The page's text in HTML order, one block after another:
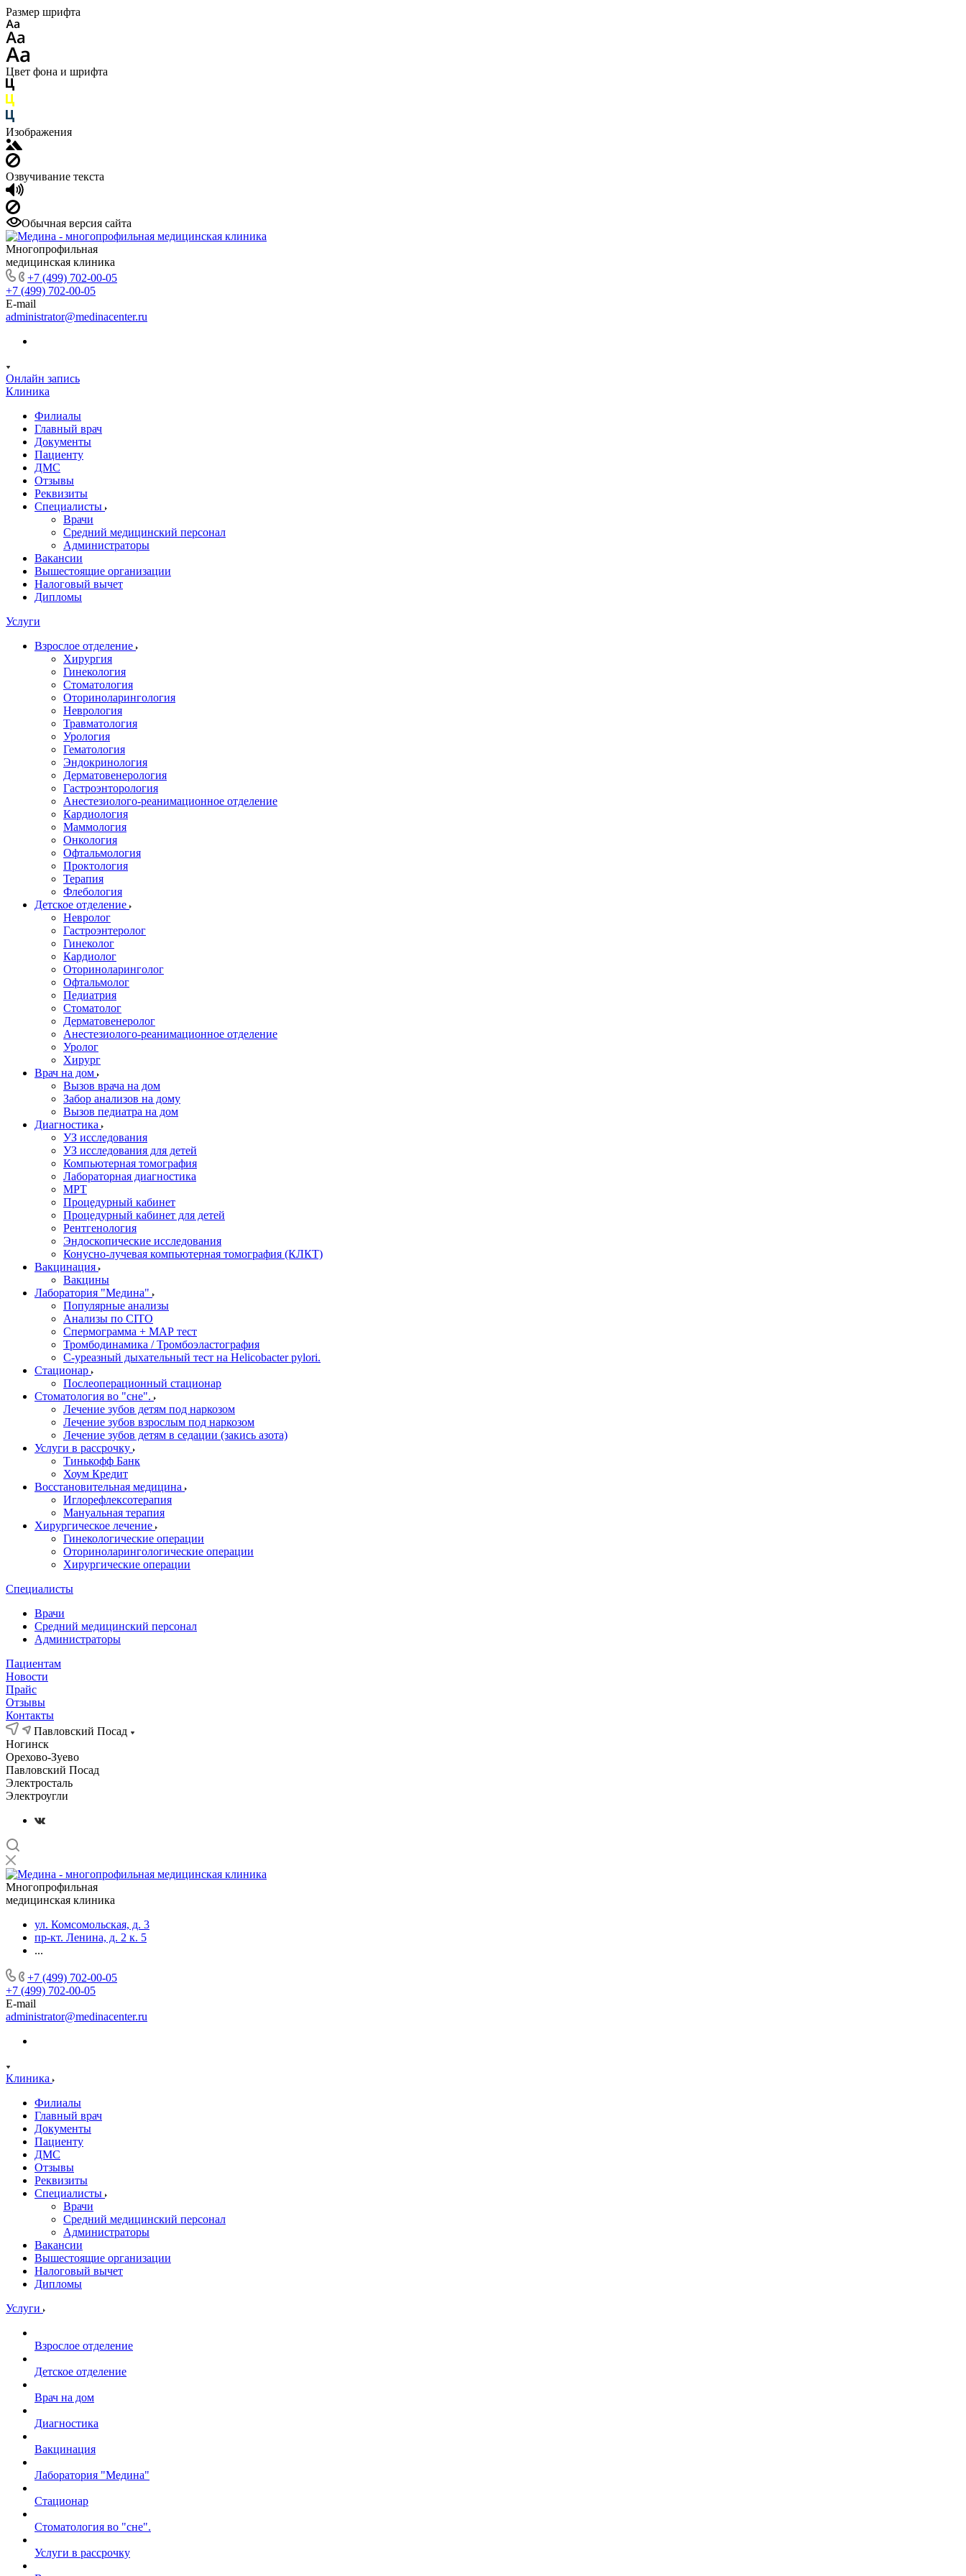
Размер шрифта
Цвет фона и шрифта
Изображения
Озвучивание текста
Обычная версия сайта
Многопрофильная
медицинская клиника
+7 (499) 702-00-05
+7 (499) 702-00-05
E-mail
administrator@medinacenter.ru
Онлайн запись
Клиника
Филиалы
Главный врач
Документы
Пациенту
ДМС
Отзывы
Реквизиты
Специалисты
Врачи
Средний медицинский персонал
Администраторы
Вакансии
Вышестоящие организации
Налоговый вычет
Дипломы
Услуги
Взрослое отделение
Хирургия
Гинекология
Стоматология
Оториноларингология
Неврология
Травматология
Урология
Гематология
Эндокринология
Дерматовенерология
Гастроэнторология
Анестезиолого-реанимационное отделение
Кардиология
Маммология
Онкология
Офтальмология
Проктология
Терапия
Флебология
Детское отделение
Невролог
Гастроэнтеролог
Гинеколог
Кардиолог
Оториноларинголог
Офтальмолог
Педиатрия
Стоматолог
Дерматовенеролог
Анестезиолого-реанимационное отделение
Уролог
Хирург
Врач на дом
Вызов врача на дом
Забор анализов на дому
Вызов педиатра на дом
Диагностика
УЗ исследования
УЗ исследования для детей
Компьютерная томография
Лабораторная диагностика
МРТ
Процедурный кабинет
Процедурный кабинет для детей
Рентгенология
Эндоскопические исследования
Конусно-лучевая компьютерная томография (КЛКТ)
Вакцинация
Вакцины
Лаборатория "Медина"
Популярные анализы
Анализы по CITO
Спермограмма + МАР тест
Тромбодинамика / Тромбоэластография
С-уреазный дыхательный тест на Helicobacter pylori.
Стационар
Послеоперационный стационар
Стоматология во "сне".
Лечение зубов детям под наркозом
Лечение зубов взрослым под наркозом
Лечение зубов детям в седации (закись азота)
Услуги в рассрочку
Тинькофф Банк
Хоум Кредит
Восстановительная медицина
Иглорефлексотерапия
Мануальная терапия
Хирургическое лечение
Гинекологические операции
Оториноларингологические операции
Хирургические операции
Специалисты
Врачи
Средний медицинский персонал
Администраторы
Пациентам
Новости
Прайс
Отзывы
Контакты
Павловский Посад
Ногинск
Орехово-Зуево
Павловский Посад
Электросталь
Электроугли
Многопрофильная
медицинская клиника
ул. Комсомольская, д. 3
пр-кт. Ленина, д. 2 к. 5
...
+7 (499) 702-00-05
+7 (499) 702-00-05
E-mail
administrator@medinacenter.ru
Клиника
Филиалы
Главный врач
Документы
Пациенту
ДМС
Отзывы
Реквизиты
Специалисты
Врачи
Средний медицинский персонал
Администраторы
Вакансии
Вышестоящие организации
Налоговый вычет
Дипломы
Услуги
Взрослое отделение
Детское отделение
Врач на дом
Диагностика
Вакцинация
Лаборатория "Медина"
Стационар
Стоматология во "сне".
Услуги в рассрочку